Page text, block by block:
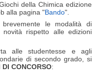
della Chimica edizione
alla pagina "Bando".
brevemente le modalità di
rispetto alle edizioni
alle studentesse e agli
di secondo grado, si
CONCORSO: